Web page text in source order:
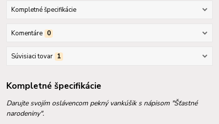
Kompletné špecifikácie
Komentáre 0
Súvisiaci tovar 1
Kompletné špecifikácie
Darujte svojím oslávencom pekný vankúšik s nápisom "Šťastné
narodeniny".